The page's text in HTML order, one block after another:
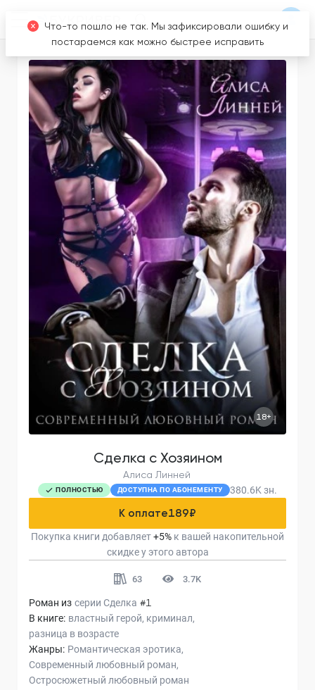
18+
Сделка с Хозяином
Алиса Линней
ПОЛНОСТЬЮ ДОСТУПНА ПО АБОНЕМЕНТУ 380.6K зн.
К оплате189₽
Покупка книги добавляет+5% к вашей накопительной
скидке у этого автора
63 3.7K
Роман из серии Сделка #1
В книге: властный герой криминал
разница в возрасте
Жанры: Романтическая эротика
Современный любовный роман
Остросюжетный любовный роман